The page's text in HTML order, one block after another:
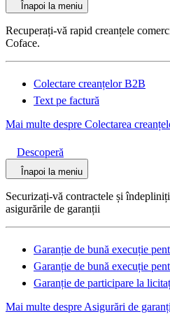
Înapoi la meniu
Recuperați-vă rapid creanțele
Coface.
Colectare creanțelor B2B
Text pe factură
Mai multe despre Colectarea
Descoperă
Înapoi la meniu
Securizați-vă contractele și
asigurările de garanții
Garanție de bună execuție
Garanție de bună execuție
Garanție de participare la
Mai multe despre Asigurări de